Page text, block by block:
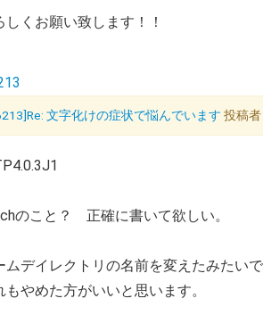
しくお願い致します！！
文字化けの症状で悩んでいます 投稿
のこと？ 正確に書いて欲しい。
ムデイレクトリの名前を変えたみたいで
もやめた方がいいと思います。